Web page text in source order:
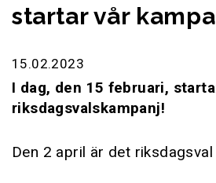
startar vår
15.02.2023
I dag, den 15 februari,
riksdagsvalskampanj!
Den 2 april är det riksdagsval